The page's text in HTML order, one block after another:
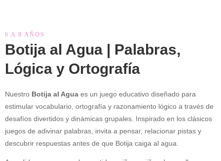
6 A 8 AÑOS
Botija al Agua | Palabras,
Lógica y Ortografía
Nuestro Botija al Agua es un juego educativo diseñado para
estimular vocabulario, ortografía y razonamiento lógico a través de
desafíos divertidos y dinámicas grupales. Inspirado en los clásicos
juegos de adivinar palabras, invita a pensar, relacionar pistas y
descubrir respuestas antes de que Botija caiga al agua.